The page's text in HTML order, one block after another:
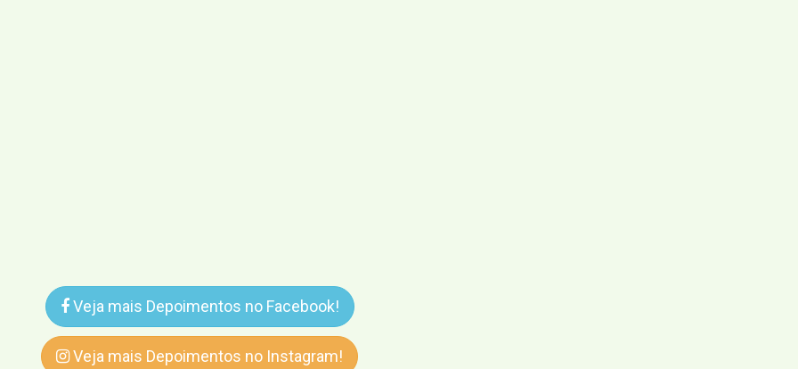
Veja mais Depoimentos no Facebook!
Veja mais Depoimentos no Instagram!